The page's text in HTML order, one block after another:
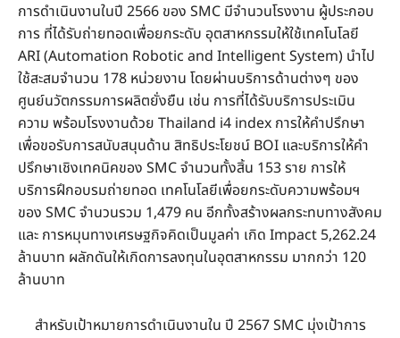
การดำเนินงานในปี 2566 ของ SMC มีจำนวนโรงงาน ผู้ประกอบ
การ ที่ได้รับถ่ายทอดเพื่อยกระดับ อุตสาหกรรมให้ใช้เทคโนโลยี
ARI (Automation Robotic and Intelligent System) นำไป
ใช้สะสมจำนวน 178 หน่วยงาน โดยผ่านบริการด้านต่างๆ ของ
ศูนย์นวัตกรรมการผลิตยั่งยืน เช่น การที่ได้รับบริการประเมิน
ความ พร้อมโรงงานด้วย Thailand i4 index การให้คำปรึกษา
เพื่อขอรับการสนับสนุนด้าน สิทธิประโยชน์ BOI และบริการให้คำ
ปรึกษาเชิงเทคนิคของ SMC จำนวนทั้งสิ้น 153 ราย การให้
บริการฝึกอบรมถ่ายทอด เทคโนโลยีเพื่อยกระดับความพร้อมฯ
ของ SMC จำนวนรวม 1,479 คน อีกทั้งสร้างผลกระทบทางสังคม
และ การหมุนทางเศรษฐกิจคิดเป็นมูลค่า เกิด Impact 5,262.24
ล้านบาท ผลักดันให้เกิดการลงทุนในอุตสาหกรรม มากกว่า 120
ล้านบาท
สำหรับเป้าหมายการดำเนินงานใน ปี 2567 SMC มุ่งเป้าการ